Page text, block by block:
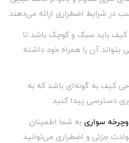
در شرایط اضطراری ارائه می‌دهند.
باید سبک و کوچک باشد تا
بتواند آن را همراه خود داشته
کیف به گونه‌ای باشد که به
دسترسی پیدا کنید.
سواریبه شما اطمینان
جزئی و اضطراری می‌توانید